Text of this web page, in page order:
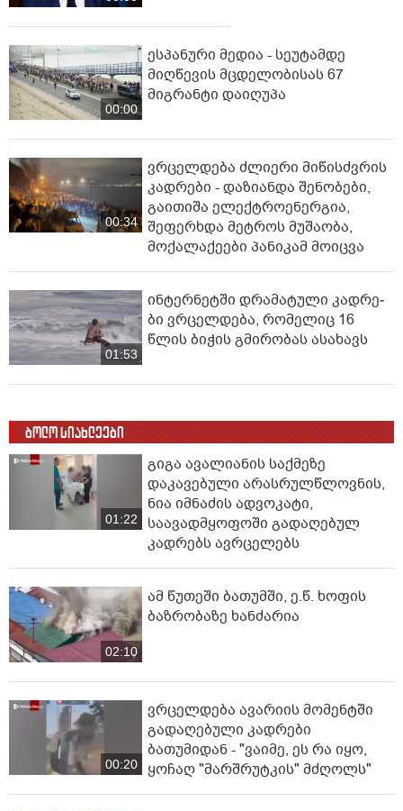
00:00
ესპანური მედია - სეუტამდე
მიღწევის მცდელობისას 67
მიგრანტი დაიღუპა
00:34
ვრცელდება ძლიერი მიწისძვრის
კადრები - დაზიანდა შენობები,
გაითიშა ელექტროენერგია,
შეფერხდა მეტროს მუშაობა,
მოქალაქეები პანიკამ მოიცვა
01:53
ინ­ტერ­ნეტ­ში დრა­მა­ტუ­ლი კად­რე­
ბი ვრცელდება, რომელიც 16
წლის ბიჭის გმირობას ასახავს
ბოლო სიახლეები
01:22
გიგა ავალიანის საქმეზე
დაკავებული არასრულწლოვნის,
ნია იმნაძის ადვოკატი,
საავადმყოფოში გადაღებულ
კადრებს ავრცელებს
02:10
ამ წუთეში ბათუმში, ე.წ. ხოფის
ბაზრობაზე ხანძარია
00:20
ვრცელდება ავარიის მომენტში
გადაღებული კადრები
ბათუმიდან - "ვაიმე, ეს რა იყო,
ყოჩაღ "მარშრუტკის" მძღოლს"